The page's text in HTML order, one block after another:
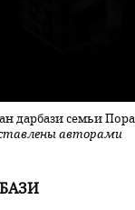
дарбази семьи
авторами